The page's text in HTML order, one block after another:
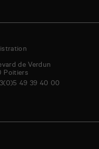
de Verdun
Poitiers
49 39 40 00